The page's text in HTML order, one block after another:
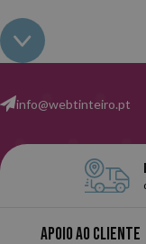
Nesta Webtinteiro,
sem estragar, danificar
info@webtinteiro.pt
Apoio ao cliente